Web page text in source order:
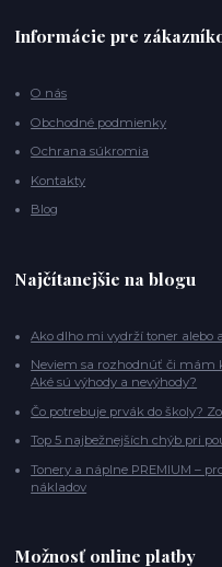
Informácie pre
O nás
Obchodné podmienky
Ochrana súkromia
Kontakty
Blog
Najčítanejšie na blogu
Ako dlho mi vydrží toner alebo
Neviem sa rozhodnúť či mám
Aké sú výhody a nevýhody?
Čo potrebuje prvák do školy?
Top 5 najbežnejších chýb pri
Tonery a náplne PREMIUM –
nákladov
Možnosť online platby